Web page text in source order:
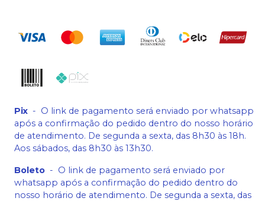
Pix - O link de pagamento será enviado por whatsapp
após a confirmação do pedido dentro do nosso horário
de atendimento. De segunda a sexta, das 8h30 às 18h.
Aos sábados, das 8h30 às 13h30.
Boleto - O link de pagamento será enviado por
whatsapp após a confirmação do pedido dentro do
nosso horário de atendimento. De segunda a sexta, das